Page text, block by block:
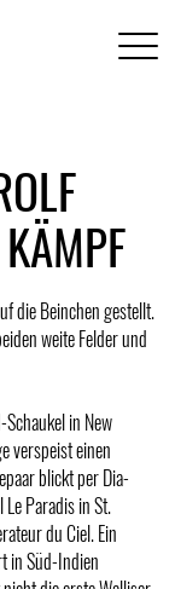
die Beinchen gestellt.
weite Felder und
in New
verspeist einen
blickt per Dia-
Paradis in St.
du Ciel. Ein
in Süd-Indien